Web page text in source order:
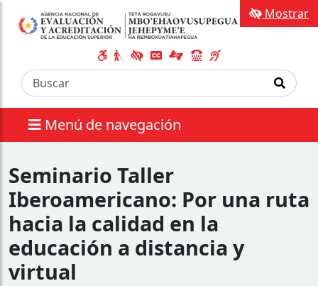
Menú de navegación
Mostrar
Seminario Taller
Iberoamericano: Por una ruta
hacia la calidad en la
educación a distancia y
virtual